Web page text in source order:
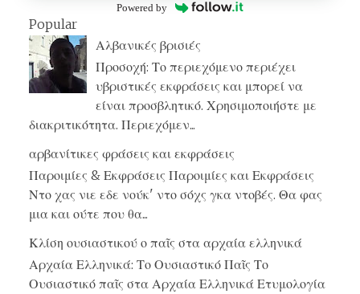
Powered by
Popular
Αλβανικές βρισιές
Προσοχή: Το περιεχόμενο περιέχει
υβριστικές εκφράσεις και μπορεί να
είναι προσβλητικό. Χρησιμοποιήστε με
διακριτικότητα. Περιεχόμεν...
αρβανίτικες φράσεις και εκφράσεις
Παροιμίες & Εκφράσεις Παροιμίες και Εκφράσεις
Ντο χας νιε εδε νούκ' ντο σόχς γκα ντοβές. Θα φας
μια και ούτε που θα...
Κλίση ουσιαστικού ο παῖς στα αρχαία ελληνικά
Αρχαία Ελληνικά: Το Ουσιαστικό Παῖς Το
Ουσιαστικό παῖς στα Αρχαία Ελληνικά Ετυμολογία